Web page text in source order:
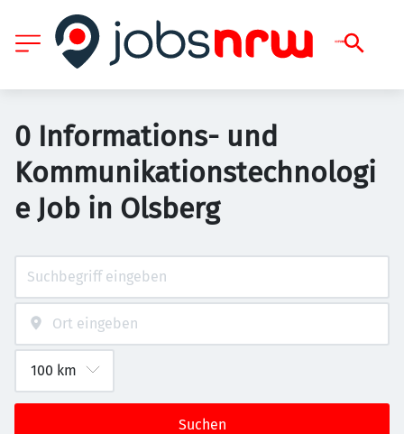
0 Informations- und
Kommunikationstechnologi
e Job in Olsberg
Suchen